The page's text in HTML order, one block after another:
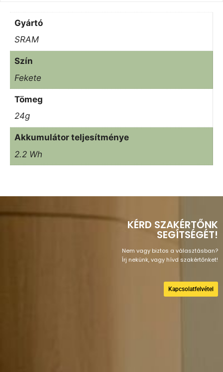
Gyártó
SRAM
Szín
Fekete
Tömeg
24g
Akkumulátor teljesítménye
2.2 Wh
KÉRD SZAKÉRTŐNK
SEGÍTSÉGÉT!
Nem vagy biztos a választásban?
Írj nekünk, vagy hívd szakértőnket!
Kapcsolatfelvétel